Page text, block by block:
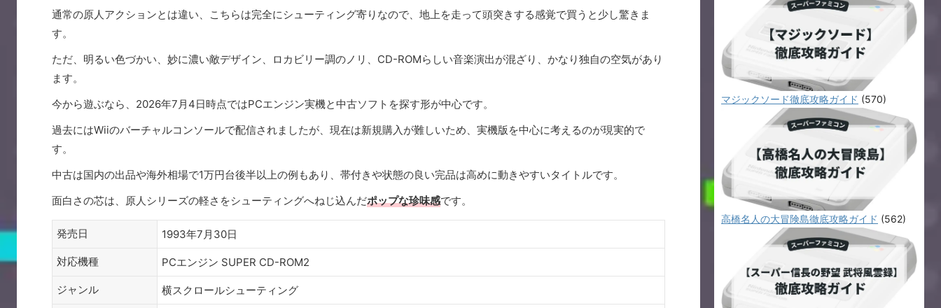
通常の原人アクションとは違い、こちらは完全にシューティング寄りなので、地上を走って頭突きする感覚で買うと少し驚きま
す。
ただ、明るい色づかい、妙に濃い敵デザイン、ロカビリー調のノリ、CD-ROMらしい音楽演出が混ざり、かなり独自の空気があり
ます。
今から遊ぶなら、2026年7月4日時点ではPCエンジン実機と中古ソフトを探す形が中心です。
過去にはWiiのバーチャルコンソールで配信されましたが、現在は新規購入が難しいため、実機版を中心に考えるのが現実的で
す。
中古は国内の出品や海外相場で1万円台後半以上の例もあり、帯付きや状態の良い完品は高めに動きやすいタイトルです。
面白さの芯は、原人シリーズの軽さをシューティングへねじ込んだポップな珍味感です。
発売日 1993年7月30日
対応機種 PCエンジン SUPER CD-ROM2
ジャンル 横スクロールシューティング
マジックソード徹底攻略ガイド (570)
高橋名人の大冒険島徹底攻略ガイド (562)